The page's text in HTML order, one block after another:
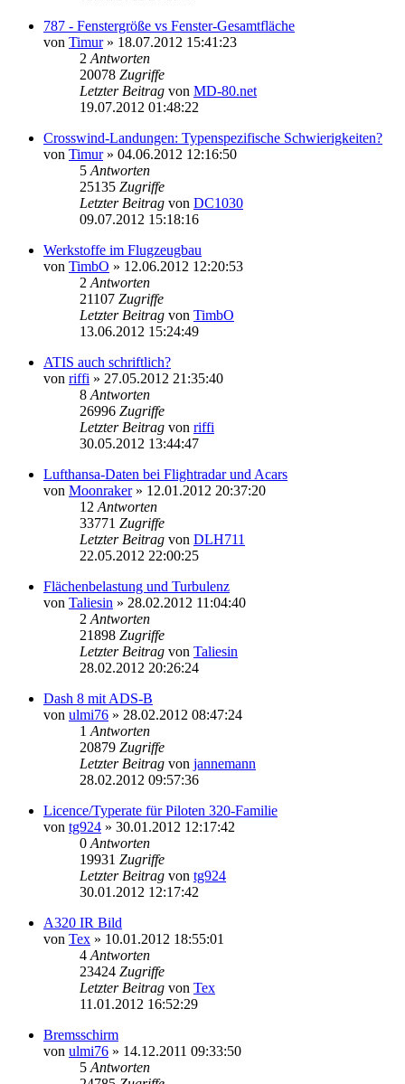
787 - Fenstergröße vs Fenster-Gesamtfläche
von Timur» 18.07.2012 15:41:23
2 Antworten
20078 Zugriffe
Letzter Beitrag von MD-80.net
19.07.2012 01:48:22
Crosswind-Landungen: Typenspezifische Schwierigkeiten?
von Timur» 04.06.2012 12:16:50
5 Antworten
25135 Zugriffe
Letzter Beitrag von DC1030
09.07.2012 15:18:16
Werkstoffe im Flugzeugbau
von TimbO » 12.06.2012 12:20:53
2 Antworten
21107 Zugriffe
Letzter Beitrag von TimbO
13.06.2012 15:24:49
ATIS auch schriftlich?
von riffi » 27.05.2012 21:35:40
8 Antworten
26996 Zugriffe
Letzter Beitrag von riffi
30.05.2012 13:44:47
Lufthansa-Daten bei Flightradar und Acars
von Moonraker» 12.01.2012 20:37:20
12 Antworten
33771 Zugriffe
Letzter Beitrag von DLH711
22.05.2012 22:00:25
Flächenbelastung und Turbulenz
von Taliesin » 28.02.2012 11:04:40
2 Antworten
21898 Zugriffe
Letzter Beitrag von Taliesin
28.02.2012 20:26:24
Dash 8 mit ADS-B
von ulmi76 » 28.02.2012 08:47:24
1 Antworten
20879 Zugriffe
Letzter Beitrag von jannemann
28.02.2012 09:57:36
Licence/Typerate für Piloten 320-Familie
von tg924 » 30.01.2012 12:17:42
0 Antworten
19931 Zugriffe
Letzter Beitrag von tg924
30.01.2012 12:17:42
A320 IR Bild
von Tex » 10.01.2012 18:55:01
4 Antworten
23424 Zugriffe
Letzter Beitrag von Tex
11.01.2012 16:52:29
Bremsschirm
von ulmi76 » 14.12.2011 09:33:50
5 Antworten